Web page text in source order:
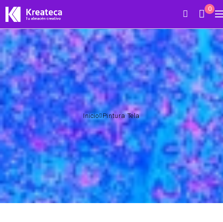
0
Inicio Pintura Tela